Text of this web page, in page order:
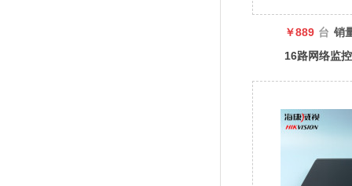
￥889 台 销
16路网络监